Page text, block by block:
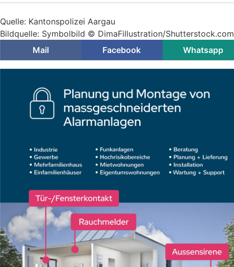
Quelle: Kantonspolizei Aargau
Bildquelle: Symbolbild © DimaFillustration/Shutterstock.com
Mail
Facebook Whatsapp